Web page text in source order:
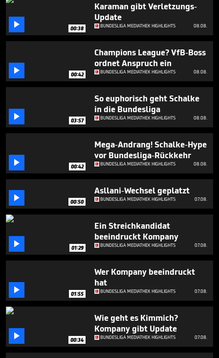
seconds
 00:38
Karaman gibt Verletzungs-
Update
BUNDESLIGA MEDIATHEK HIGHLIGHTS 08.08.
 00:42
Champions League? VfB-Boss
ordnet Anspruch ein
BUNDESLIGA MEDIATHEK HIGHLIGHTS 08.08.
 03:57
So euphorisch geht Schalke
in die Bundesliga
BUNDESLIGA MEDIATHEK HIGHLIGHTS 08.08.
 00:42
Mega-Andrang! Schalke-Hype
vor Bundesliga-Rückkehr
BUNDESLIGA MEDIATHEK HIGHLIGHTS 08.08.
 00:50
Asllani-Wechsel geplatzt
BUNDESLIGA MEDIATHEK HIGHLIGHTS 07.08.
 01:29
Ein Streichkandidat
beeindruckt Kompany
BUNDESLIGA MEDIATHEK HIGHLIGHTS 07.08.
 01:55
Wer Kompany beeindruckt
hat
BUNDESLIGA MEDIATHEK HIGHLIGHTS 07.08.
 00:34
Wie geht es Kimmich?
Kompany gibt Update
BUNDESLIGA MEDIATHEK HIGHLIGHTS 07.08.